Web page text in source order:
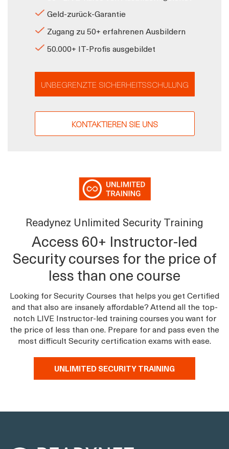
Geld-zurück-Garantie
Zugang zu 50+ erfahrenen Ausbildern
50.000+ IT-Profis ausgebildet
UNBEGRENZTE SICHERHEITSSCHULUNG
KONTAKTIEREN SIE UNS
Readynez Unlimited Security Training
Access 60+ Instructor-led
Security courses for the price of
less than one course
Looking for Security Courses that helps you get Certified
and that also are insanely affordable? Attend all the top-
notch LIVE Instructor-led training courses you want for
the price of less than one. Prepare for and pass even the
most difficult Security certification exams with ease.
UNLIMITED SECURITY TRAINING